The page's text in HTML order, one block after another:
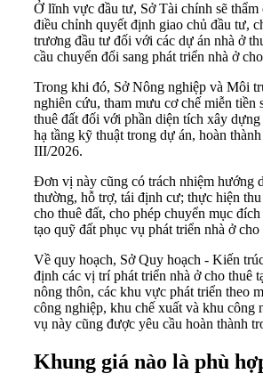
Ở lĩnh vực đầu tư, Sở Tài chính sẽ thẩm
điều chỉnh quyết định giao chủ đầu tư,
trương đầu tư đối với các dự án nhà ở
cầu chuyển đổi sang phát triển nhà ở
Trong khi đó, Sở Nông nghiệp và Môi
nghiên cứu, tham mưu cơ chế miễn tiền
thuê đất đối với phần diện tích xây dựng
hạ tầng kỹ thuật trong dự án, hoàn
III/2026.
Đơn vị này cũng có trách nhiệm hướng
thường, hỗ trợ, tái định cư; thực hiện
cho thuê đất, cho phép chuyển mục
tạo quỹ đất phục vụ phát triển nhà ở cho
Về quy hoạch, Sở Quy hoạch - Kiến
định các vị trí phát triển nhà ở cho thuê
nông thôn, các khu vực phát triển theo
công nghiệp, khu chế xuất và khu công
vụ này cũng được yêu cầu hoàn thành
Khung giá nào là phù